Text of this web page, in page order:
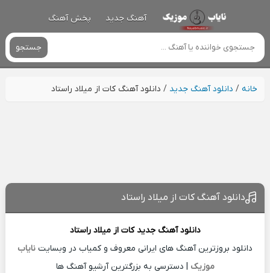
آهنگ جدید پخش آهنگ
جستجو
خانه/ دانلود آهنگ جدید / دانلود آهنگ کات از میلاد راستاد
دانلود آهنگ کات از میلاد راستاد
دانلود آهنگ جدیدکات ازمیلاد راستاد
دانلود بروزترین آهنگ های ایرانی معروف و کمیاب در وبسایت نایاب
موزیک | دسترسی به بزرگترین آرشیو آهنگ ها